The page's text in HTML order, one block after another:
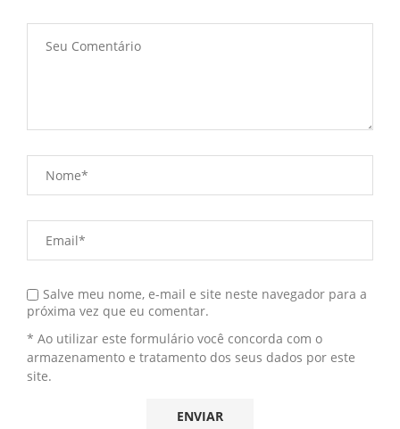
Salve meu nome, e-mail e site neste navegador para a
próxima vez que eu comentar.
* Ao utilizar este formulário você concorda com o
armazenamento e tratamento dos seus dados por este
site.